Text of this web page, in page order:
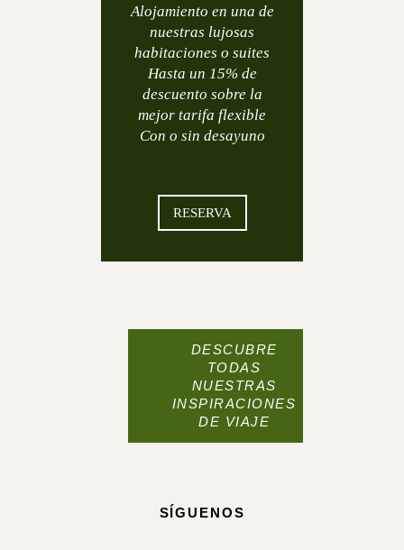
Alojamiento en una de
nuestras lujosas
habitaciones o suites
Hasta un 15% de
descuento sobre la
mejor tarifa flexible
Con o sin desayuno
RESERVA
DESCUBRE
TODAS
NUESTRAS
INSPIRACIONES
DE VIAJE
SÍGUENOS